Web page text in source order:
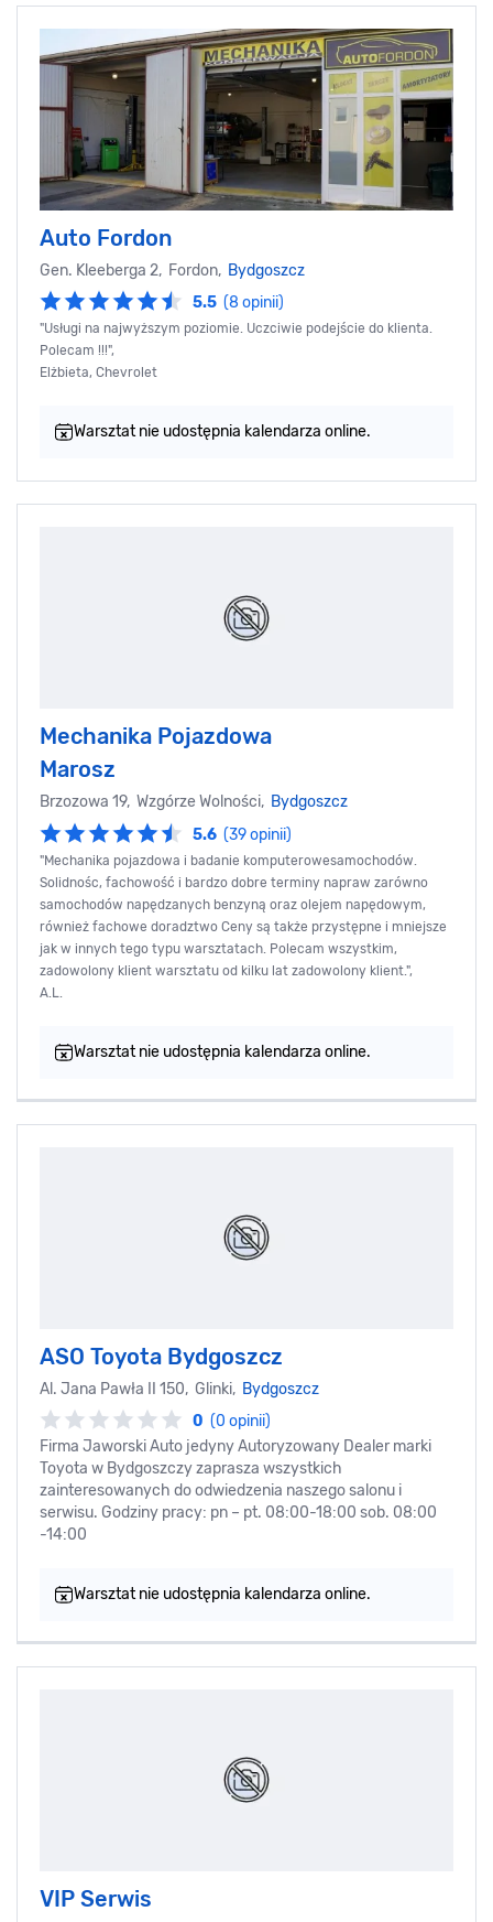
Auto Fordon
Gen. Kleeberga 2, Fordon, Bydgoszcz
5.5 (8 opinii)
"Usługi na najwyższym poziomie. Uczciwie podejście do klienta.
Polecam !!!",
Elżbieta, Chevrolet
Warsztat nie udostępnia kalendarza online.
Mechanika Pojazdowa
Marosz
Brzozowa 19, Wzgórze Wolności, Bydgoszcz
5.6 (39 opinii)
"Mechanika pojazdowa i badanie komputerowesamochodów.
Solidnośc, fachowość i bardzo dobre terminy napraw zarówno
samochodów napędzanych benzyną oraz olejem napędowym,
również fachowe doradztwo Ceny są także przystępne i mniejsze
jak w innych tego typu warsztatach. Polecam wszystkim,
zadowolony klient warsztatu od kilku lat zadowolony klient.",
A.L.
Warsztat nie udostępnia kalendarza online.
ASO Toyota Bydgoszcz
Al. Jana Pawła II 150, Glinki, Bydgoszcz
0 (0 opinii)
Firma Jaworski Auto jedyny Autoryzowany Dealer marki
Toyota w Bydgoszczy zaprasza wszystkich
zainteresowanych do odwiedzenia naszego salonu i
serwisu. Godziny pracy: pn – pt. 08:00-18:00 sob. 08:00
-14:00
Warsztat nie udostępnia kalendarza online.
VIP Serwis